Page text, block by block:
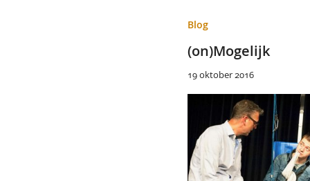
Blog
(on)Mogelijk
19 oktober 2016